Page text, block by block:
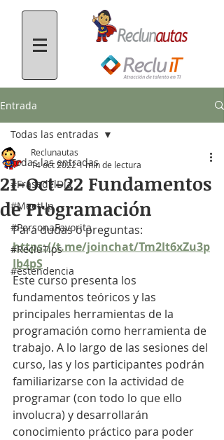
Entrada
Todas las entradas
#FrasedelDía
#MeetUp
#PersonaFavorita
#RecluTips
#estendencia
Todas las entradas
21-Oct-22 Fundamentos
de Programación
Reclunautas
14 oct 20221 min de lectura
Para dudas o preguntas:
https://t.me/joinchat/Tm2lt6xZu3p
Ib4pS
Este curso presenta los
fundamentos teóricos y las
principales herramientas de la
programación como herramienta de
trabajo. A lo largo de las sesiones del
curso, las y los participantes podrán
familiarizarse con la actividad de
programar (con todo lo que ello
involucra) y desarrollarán
conocimiento práctico para poder